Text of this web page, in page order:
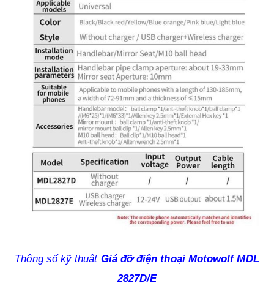
Thông số kỹ thuật Giá đỡ điện thoại Motowolf MDL
2827D/E